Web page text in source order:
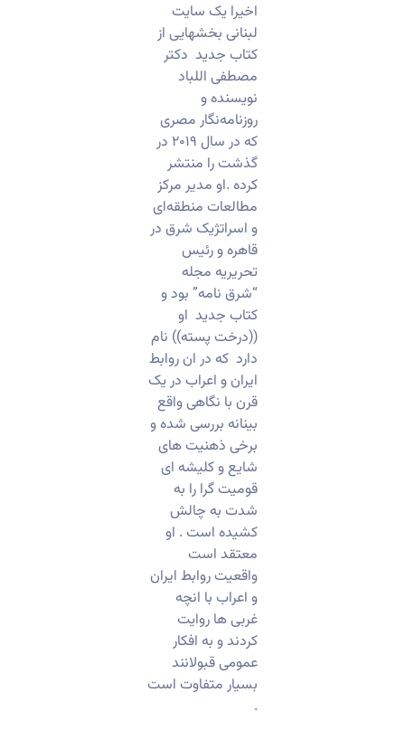
اخیرا یک سایت
لبنانی بخشهایی از
کتاب جدید دکتر
مصطفی اللباد
نویسنده و
روزنامه‌نگار مصری
که در سال ۲۰۱۹ در
گذشت را منتشر
کرده .او مدیر مرکز
مطالعات منطقه‌ای
و اسراتژیک شرق در
قاهره و رئیس
تحریریه مجله
“شرق نامه” بود و
کتاب جدید او
((درخت پسته)) نام
دارد که در ان روابط
ایران و اعراب در یک
قرن با نگاهی واقع
بینانه بررسی شده و
برخی ذهنیت های
شایع و کلیشه ای
قومیت گرا را به
شدت به چالش
کشیده است . او
معتقد است
واقعیت روابط ایران
و اعراب با انچه
غربی ها روایت
کردند و به افکار
عمومی قبولانند
بسیار متفاوت است